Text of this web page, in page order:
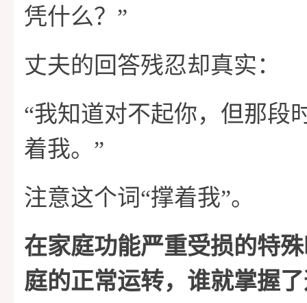
凭什么？”
丈夫的回答残忍却真实：
“我知道对不起你，但那段
着我。”
注意这个词“撑着我”。
在家庭功能严重受损的特
庭的正常运转，谁就掌握